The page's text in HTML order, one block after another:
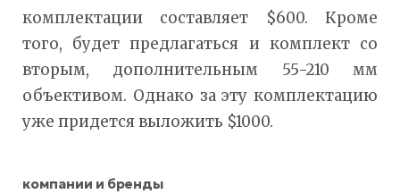
комплектации составляет $600. Кроме
того, будет предлагаться и комплект со
вторым, дополнительным 55-210 мм
объективом. Однако за эту комплектацию
уже придется выложить $1000.
компании и бренды